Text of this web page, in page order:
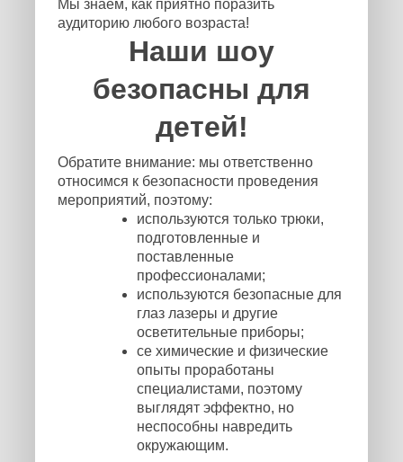
Мы знаем, как приятно поразить
аудиторию любого возраста!
Наши шоу
безопасны для
детей!
Обратите внимание: мы ответственно
относимся к безопасности проведения
мероприятий, поэтому:
используются только трюки,
подготовленные и
поставленные
профессионалами;
используются безопасные для
глаз лазеры и другие
осветительные приборы;
се химические и физические
опыты проработаны
специалистами, поэтому
выглядят эффектно, но
неспособны навредить
окружающим.